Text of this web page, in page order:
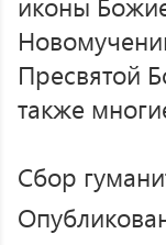
Пресвятой
также
Сбор